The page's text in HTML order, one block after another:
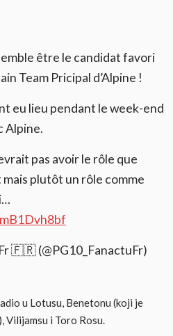
être le candidat favori
Team Pricipal d’Alpine !
eu lieu pendant le week-end
Alpine.
pas avoir le rôle que
plutôt un rôle comme
🇫🇷 (@PG10_FanactuFr)
u Lotusu, Benetonu (koji je
Vilijamsu i Toro Rosu.